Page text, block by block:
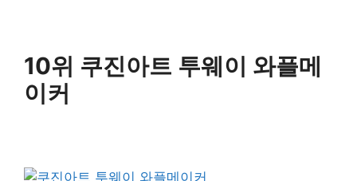
10위 쿠진아트 투웨이 와플메
이커